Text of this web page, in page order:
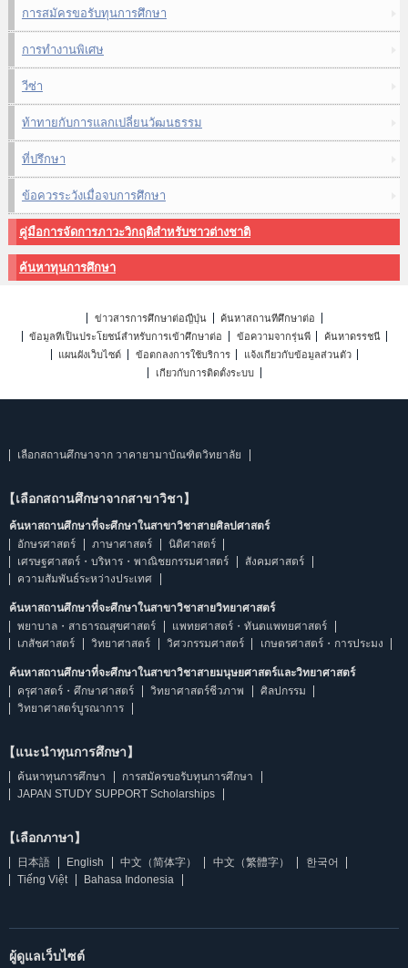
การสมัครขอรับทุนการศึกษา
การทำงานพิเศษ
วีซ่า
ท้าทายกับการแลกเปลี่ยนวัฒนธรรม
ที่ปรึกษา
ข้อควรระวังเมื่อจบการศึกษา
คู่มือการจัดการภาวะวิกฤติสำหรับชาวต่างชาติ
ค้นหาทุนการศึกษา
ข่าวสารการศึกษาต่อญี่ปุ่น
ค้นหาสถานที่ศึกษาต่อ
ข้อมูลที่เป็นประโยชน์สำหรับการเข้าศึกษาต่อ
ข้อความจากรุ่นพี่
ค้นหาดรรชนี
แผนผังเว็บไซต์
ข้อตกลงการใช้บริการ
แจ้งเกี่ยวกับข้อมูลส่วนตัว
เกี่ยวกับการติดตั้งระบบ
เลือกสถานศึกษาจาก วาคายามาบัณฑิตวิทยาลัย
【เลือกสถานศึกษาจากสาขาวิชา】
ค้นหาสถานศึกษาที่จะศึกษาในสาขาวิชาสายศิลปศาสตร์
อักษรศาสตร์
ภาษาศาสตร์
นิติศาสตร์
เศรษฐศาสตร์・บริหาร・พาณิชยกรรมศาสตร์
สังคมศาสตร์
ความสัมพันธ์ระหว่างประเทศ
ค้นหาสถานศึกษาที่จะศึกษาในสาขาวิชาสายวิทยาศาสตร์
พยาบาล・สาธารณสุขศาสตร์
แพทยศาสตร์・ทันตแพทยศาสตร์
เภสัชศาสตร์
วิทยาศาสตร์ วิศวกรรมศาสตร์ เกษตรศาสตร์・การประมง
ค้นหาสถานศึกษาที่จะศึกษาในสาขาวิชาสายมนุษยศาสตร์และวิทยาศาสตร์
ครุศาสตร์・ศึกษาศาสตร์
วิทยาศาสตร์ชีวภาพ
ศิลปกรรม
วิทยาศาสตร์บูรณาการ
【แนะนำทุนการศึกษา】
ค้นหาทุนการศึกษา
การสมัครขอรับทุนการศึกษา
JAPAN STUDY SUPPORT Scholarships
【เลือกภาษา】
日本語 English 中文（简体字） 中文（繁體字）
한국어
Tiếng Việt
Bahasa Indonesia
ผู้ดูแลเว็บไซต์